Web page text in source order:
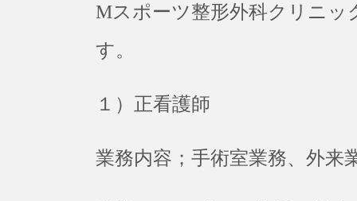
Mスポーツ整形外科クリニ
す。
１）正看護師
業務内容；手術室業務、外来